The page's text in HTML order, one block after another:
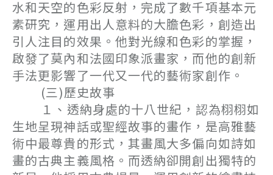
水和天空的色彩反射，完成了數千項基本元
素研究，運用出人意料的大膽色彩，創造出
引人注目的效果。他對光線和色彩的掌握，
啟發了莫內和法國印象派畫家，而他的創新
手法更影響了一代又一代的藝術家創作。
(三)歷史故事
１、透納身處的十八世紀，認為栩栩如
生地呈現神話或聖經故事的畫作，是高雅藝
術中最尊貴的形式，其畫風大多偏向如詩如
畫的古典主義風格。而透納卻開創出獨特的